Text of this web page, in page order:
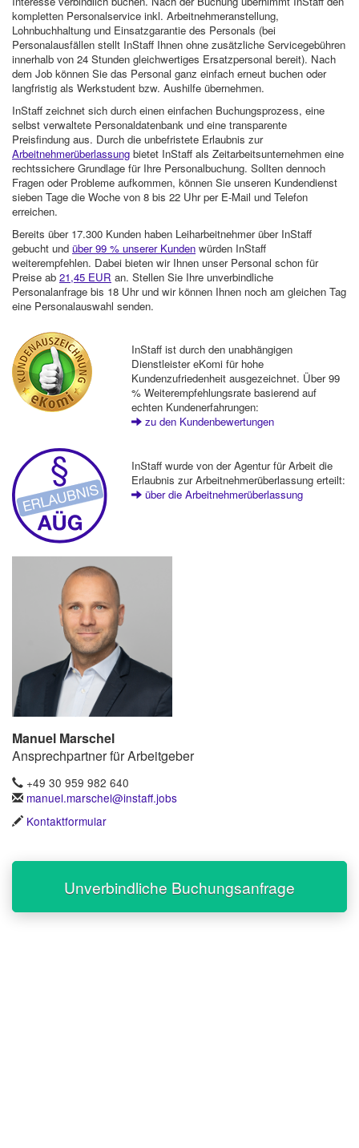
kompletten Personalservice inkl. Arbeitnehmeranstellung,
Lohnbuchhaltung und Einsatzgarantie des Personals (bei
Personalausfällen stellt InStaff Ihnen ohne zusätzliche Servicegebühren
innerhalb von 24 Stunden gleichwertiges Ersatzpersonal bereit). Nach
dem Job können Sie das Personal ganz einfach erneut buchen oder
langfristig als Werkstudent bzw. Aushilfe übernehmen.
InStaff zeichnet sich durch einen einfachen Buchungsprozess, eine
selbst verwaltete Personaldatenbank und eine transparente
Preisfindung aus. Durch die unbefristete Erlaubnis zur
Arbeitnehmerüberlassung bietet InStaff als Zeitarbeitsunternehmen eine
rechtssichere Grundlage für Ihre Personalbuchung. Sollten dennoch
Fragen oder Probleme aufkommen, können Sie unseren Kundendienst
sieben Tage die Woche von 8 bis 22 Uhr per E-Mail und Telefon
erreichen.
Bereits über 17.300 Kunden haben Leiharbeitnehmer über InStaff
gebucht und über 99 % unserer Kunden würden InStaff
weiterempfehlen. Dabei bieten wir Ihnen unser Personal schon für
Preise ab 21,45 EUR an. Stellen Sie Ihre unverbindliche
Personalanfrage bis 18 Uhr und wir können Ihnen noch am gleichen Tag
eine Personalauswahl senden.
InStaff ist durch den unabhängigen
Dienstleister eKomi für hohe
Kundenzufriedenheit ausgezeichnet. Über 99
% Weiterempfehlungsrate basierend auf
echten Kundenerfahrungen:
zu den Kundenbewertungen
InStaff wurde von der Agentur für Arbeit die
Erlaubnis zur Arbeitnehmerüberlassung erteilt:
über die Arbeitnehmerüberlassung
Manuel Marschel
Ansprechpartner für Arbeitgeber
+49 30 959 982 640
manuel.marschel@instaff.jobs
Kontaktformular
Unverbindliche Buchungsanfrage